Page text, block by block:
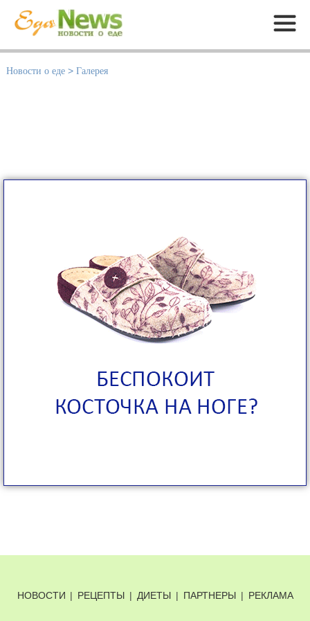
Меню
Новости о еде > Галерея
НОВОСТИ | РЕЦЕПТЫ | ДИЕТЫ | ПАРТНЕРЫ | РЕКЛАМА